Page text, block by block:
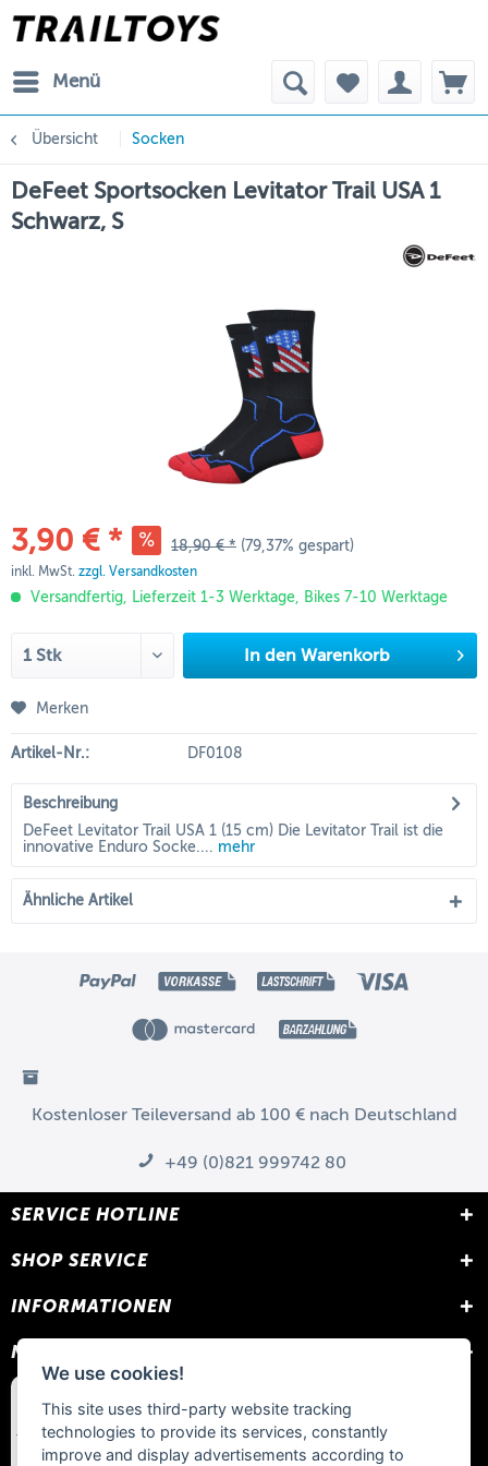
Menü
Übersicht Socken
DeFeet Sportsocken Levitator Trail USA 1
Schwarz, S
3,90 € * 18,90 € * (79,37% gespart)
inkl. MwSt. zzgl. Versandkosten
Versandfertig, Lieferzeit 1-3 Werktage, Bikes 7-10 Werktage
In den Warenkorb
Merken
Artikel-Nr.: DF0108
Beschreibung
DeFeet Levitator Trail USA 1 (15 cm) Die Levitator Trail ist die
innovative Enduro Socke.... mehr
Ähnliche Artikel
Kostenloser Teileversand ab 100 € nach Deutschland
+49 (0)821 999742 80
SERVICE HOTLINE
SHOP SERVICE
INFORMATIONEN
NEWSLETTER
We use cookies!
This site uses third-party website tracking
technologies to provide its services, constantly
improve and display advertisements according to